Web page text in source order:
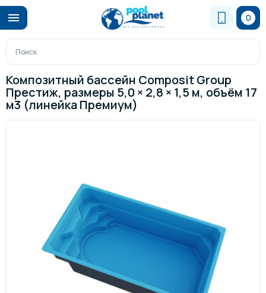
0
Композитный бассейн Composit Group
Престиж, размеры 5,0 × 2,8 × 1,5 м, объём 17
м3 (линейка Премиум)